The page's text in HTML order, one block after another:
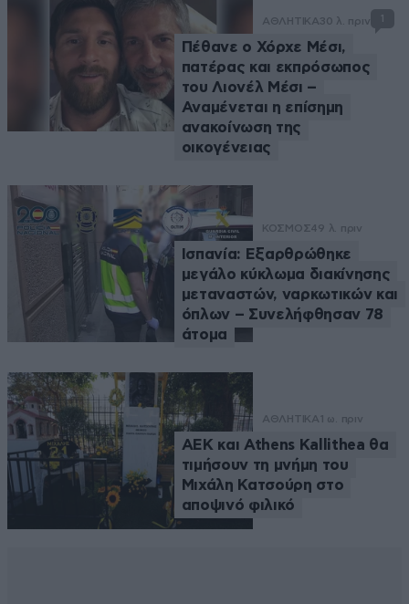
ΑΘΛΗΤΙΚΑ30 λ. πριν 1
Πέθανε ο Χόρχε Μέσι,
πατέρας και εκπρόσωπος
του Λιονέλ Μέσι –
Αναμένεται η επίσημη
ανακοίνωση της
οικογένειας
ΚΟΣΜΟΣ49 λ. πριν
Ισπανία: Εξαρθρώθηκε
μεγάλο κύκλωμα διακίνησης
μεταναστών, ναρκωτικών και
όπλων – Συνελήφθησαν 78
άτομα
ΑΘΛΗΤΙΚΑ 1 ω. πριν
ΑΕΚ και Athens Kallithea θα
τιμήσουν τη μνήμη του
Μιχάλη Κατσούρη στο
αποψινό φιλικό